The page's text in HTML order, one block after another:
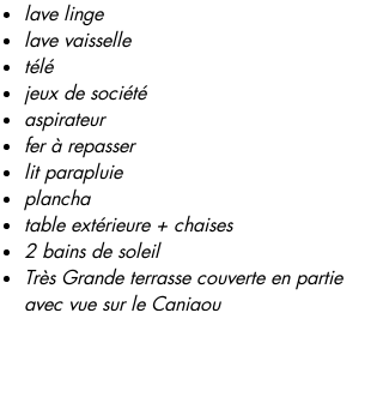
lave linge
lave vaisselle
télé
jeux de société
aspirateur
fer à repasser
lit parapluie
plancha
table extérieure + chaises
2 bains de soleil
Très Grande terrasse couverte en partie
avec vue sur le Canigou